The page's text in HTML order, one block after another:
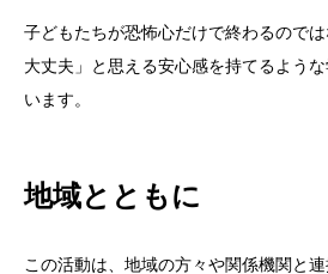
子どもたちが恐怖心だけで終わるので
大丈夫」と思える安心感を持てるよう
います。
地域とともに
この活動は、地域の方々や関係機関と